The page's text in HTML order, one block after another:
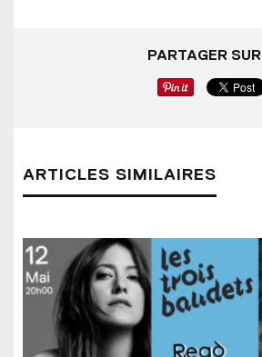
PARTAGER SUR
ARTICLES SIMILAIRES